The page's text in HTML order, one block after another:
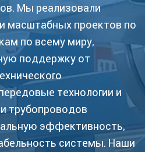
Мы реализовали
масштабных проектов по
по всему миру,
поддержку от
технологии и
трубопроводов
эффективность,
системы. Наши